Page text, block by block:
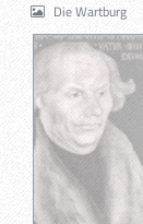
Die Wartburg